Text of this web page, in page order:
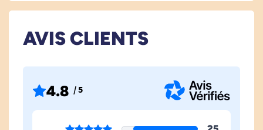
AVIS CLIENTS
4.8 / 5